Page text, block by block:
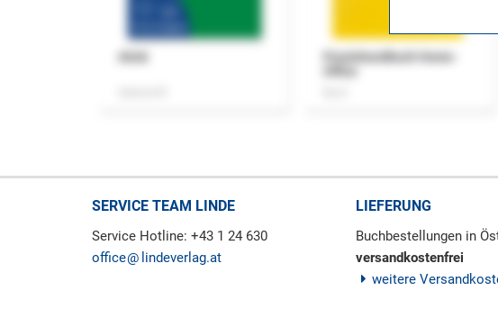
Praxishandbuch Home-
SERVICE TEAM LINDE
Service Hotline: +43 1 24 630
office
lindeverlag.at
LIEFERUNG
Buchbestellungen in
versandkostenfrei
weitere